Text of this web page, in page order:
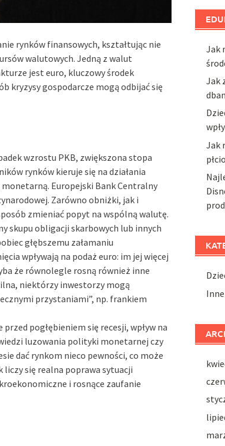
rynków finansowych, kształtując nie
walutowych. Jedną z walut
jest euro, kluczowy środek
kryzysy gospodarcze mogą odbijać się
wzrostu PKB, zwiększona stopa
rynków kieruje się na działania
Europejski Bank Centralny
Zarówno obniżki, jak i
zmieniać popyt na wspólną walutę.
skupu obligacji skarbowych lub innych
głębszemu załamaniu
wpływają na podaż euro: im jej więcej
że równolegle rosną również inne
niektórzy inwestorzy mogą
przystaniami”, np. frankiem
pogłębieniem się recesji, wpływ na
luzowania polityki monetarnej czy
dać rynkom nieco pewności, co może
liczy się realna poprawa sytuacji
i rosnące zaufanie
Jak
Jak
Jak